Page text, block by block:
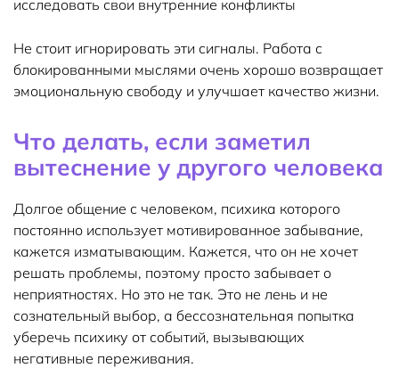
исследовать свои внутренние конфликты
Не стоит игнорировать эти сигналы. Работа с
блокированными мыслями очень хорошо возвращает
эмоциональную свободу и улучшает качество жизни.
Что делать, если заметил
вытеснение у другого человека
Долгое общение с человеком, психика которого
постоянно использует мотивированное забывание,
кажется изматывающим. Кажется, что он не хочет
решать проблемы, поэтому просто забывает о
неприятностях. Но это не так. Это не лень и не
сознательный выбор, а бессознательная попытка
уберечь психику от событий, вызывающих
негативные переживания.